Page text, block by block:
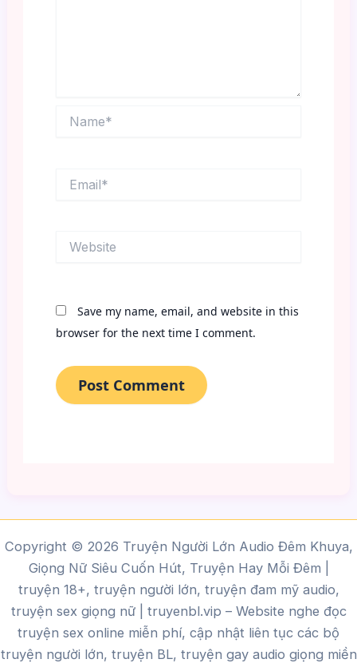
Save my name, email, and website in this
browser for the next time I comment.
Copyright © 2026 Truyện Người Lớn Audio Đêm Khuya,
Giọng Nữ Siêu Cuốn Hút, Truyện Hay Mỗi Đêm |
truyện 18+, truyện người lớn, truyện đam mỹ audio,
truyện sex giọng nữ | truyenbl.vip – Website nghe đọc
truyện sex online miễn phí, cập nhật liên tục các bộ
truyện người lớn, truyện BL, truyện gay audio giọng miền